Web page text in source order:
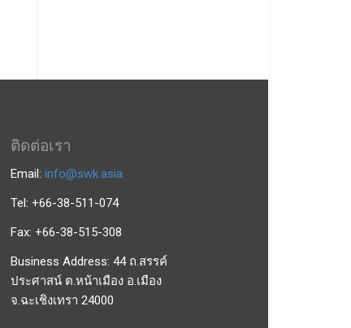
ติดต่อเรา
Email:info@swk.asia
Tel: +66-38-511-074
Fax: +66-38-515-308
Business Address: 44 ถ.สรรค์
ประศาสน์ ต.หน้าเมือง อ.เมือง
จ.ฉะเชิงเทรา 24000